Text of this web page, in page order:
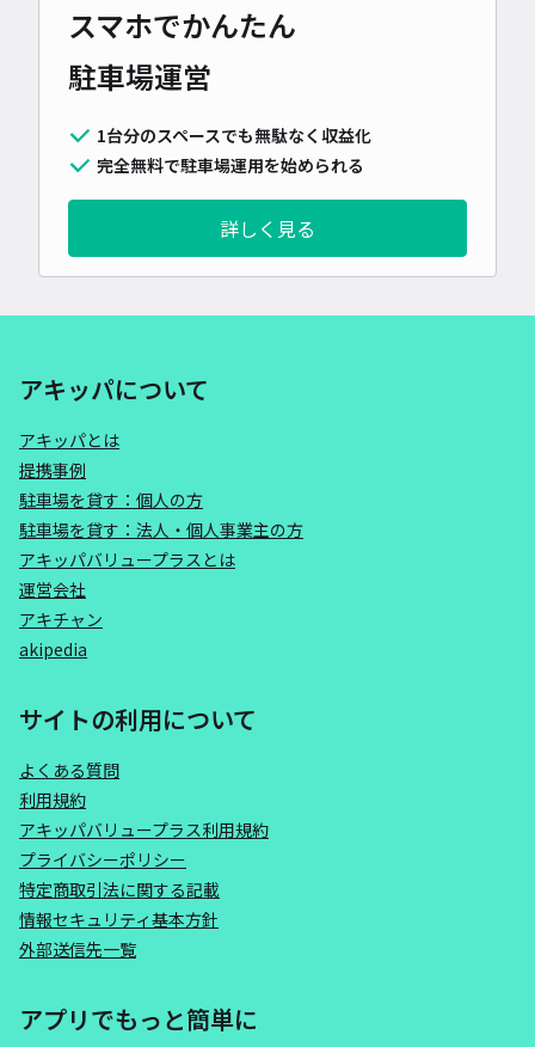
スマホでかんたん
駐車場運営
1台分のスペースでも無駄なく収益化
完全無料で駐車場運用を始められる
詳しく見る
アキッパについて
アキッパとは
提携事例
駐車場を貸す：個人の方
駐車場を貸す：法人・個人事業主の方
アキッパバリュープラスとは
運営会社
アキチャン
akipedia
サイトの利用について
よくある質問
利用規約
アキッパバリュープラス利用規約
プライバシーポリシー
特定商取引法に関する記載
情報セキュリティ基本方針
外部送信先一覧
アプリでもっと簡単に